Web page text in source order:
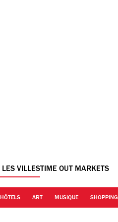
LES VILLESTIME OUT MARKETS
HÔTELS ART MUSIQUE SHOPPING